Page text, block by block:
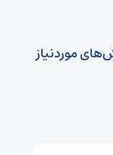
موردنیاز